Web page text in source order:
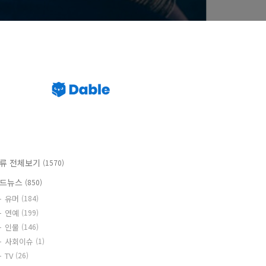
전체보기 (1570)
뉴스 (850)
유머 (184)
연예 (199)
인물 (146)
사회이슈 (1)
TV (26)